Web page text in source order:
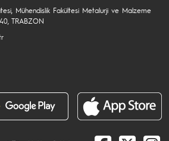
Mühendislik Fakültesi Metalurji ve Malzeme
TRABZON